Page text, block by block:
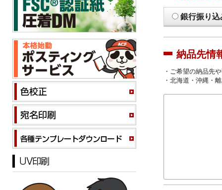
銀行振り込
納品先情
・ご希望の納品先
・北海道・沖縄・